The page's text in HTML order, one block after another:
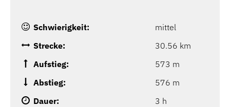
Schwierigkeit:
mittel
Strecke:
30.56 km
Aufstieg:
573 m
Abstieg:
576 m
Dauer:
3 h